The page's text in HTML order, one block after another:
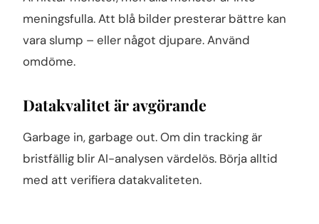
meningsfulla. Att blå bilder presterar bättre kan
vara slump – eller något djupare. Använd
omdöme.
Datakvalitet är avgörande
Garbage in, garbage out. Om din tracking är
bristfällig blir AI-analysen värdelös. Börja alltid
med att verifiera datakvaliteten.